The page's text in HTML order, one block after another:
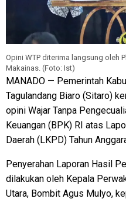
Opini WTP diterima langsung oleh
Makainas. (Foto: Ist)
MANADO — Pemerintah
Tagulandang Biaro (Sitaro)
opini Wajar Tanpa
Keuangan (BPK) RI atas
Daerah (LKPD) Tahun
Penyerahan Laporan Hasil
dilakukan oleh Kepala
Utara, Bombit Agus Mulyo,